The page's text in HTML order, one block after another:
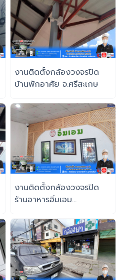
งานติดตั้งกล้องวงจรปิด
บ้านพักอาศัย จ.ศรีสะเกษ
งานติดตั้งกล้องวงจรปิด
ร้านอาหารอิ่มเอม